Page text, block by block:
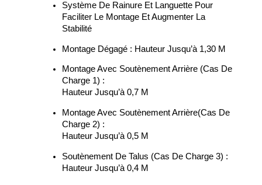
Système De Rainure Et Languette Pour
Faciliter Le Montage Et Augmenter La
Stabilité
Montage Dégagé : Hauteur Jusqu’à 1,30 M
Montage Avec Soutènement Arrière (cas De
Charge 1) :
Hauteur Jusqu’à 0,7 M
Montage Avec Soutènement Arrière(cas De
Charge 2) :
Hauteur Jusqu’à 0,5 M
Soutènement De Talus (cas De Charge 3) :
Hauteur Jusqu’à 0,4 M